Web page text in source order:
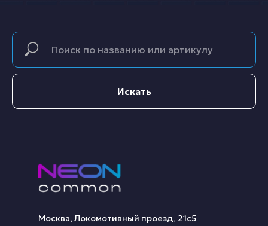
Искать
Москва, Локомотивный проезд, 21с5